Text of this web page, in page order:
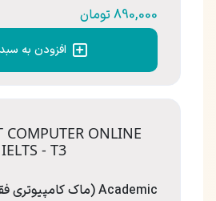
890,000 تومان
افزودن به
COMPUTER ONLINE
IELTS - T3
Academic (ماک کامپیوتری فقط نمره)